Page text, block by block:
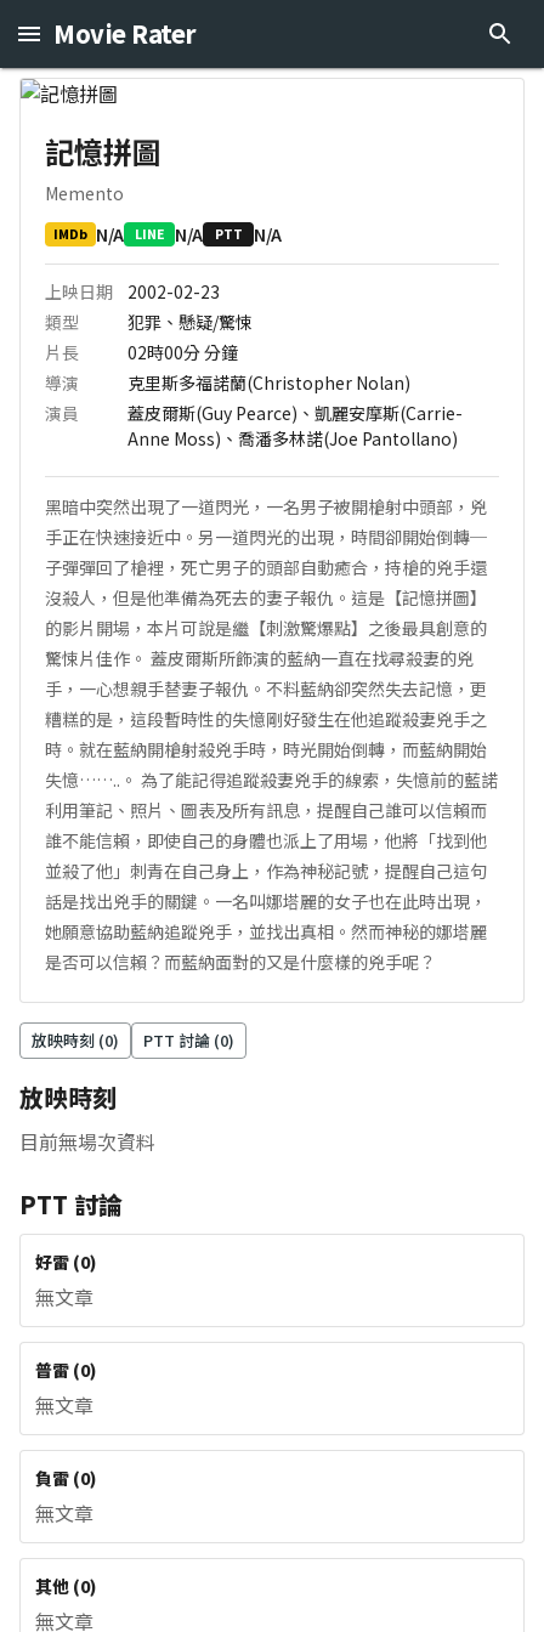
Movie Rater
記憶拼圖
Memento
IMDb N/A LINE N/A PTT N/A
上映日期
2002-02-23
類型
犯罪、懸疑/驚悚
片長
02時00分分鐘
導演
克里斯多福諾蘭(Christopher Nolan)
演員
蓋皮爾斯(Guy Pearce)、凱麗安摩斯(Carrie-
Anne Moss)、喬潘多林諾(Joe Pantollano)
黑暗中突然出現了一道閃光，一名男子被開槍射中頭部，兇
手正在快速接近中。另一道閃光的出現，時間卻開始倒轉─
子彈彈回了槍裡，死亡男子的頭部自動癒合，持槍的兇手還
沒殺人，但是他準備為死去的妻子報仇。這是【記憶拼圖】
的影片開場，本片可說是繼【刺激驚爆點】之後最具創意的
驚悚片佳作。 蓋皮爾斯所飾演的藍納一直在找尋殺妻的兇
手，一心想親手替妻子報仇。不料藍納卻突然失去記憶，更
糟糕的是，這段暫時性的失憶剛好發生在他追蹤殺妻兇手之
時。就在藍納開槍射殺兇手時，時光開始倒轉，而藍納開始
失憶……..。 為了能記得追蹤殺妻兇手的線索，失憶前的藍諾
利用筆記、照片、圖表及所有訊息，提醒自己誰可以信賴而
誰不能信賴，即使自己的身體也派上了用場，他將「找到他
並殺了他」刺青在自己身上，作為神秘記號，提醒自己這句
話是找出兇手的關鍵。一名叫娜塔麗的女子也在此時出現，
她願意協助藍納追蹤兇手，並找出真相。然而神秘的娜塔麗
是否可以信賴？而藍納面對的又是什麼樣的兇手呢？
放映時刻 (0) PTT 討論 (0)
放映時刻
目前無場次資料
PTT 討論
好雷 (0)
無文章
普雷 (0)
無文章
負雷 (0)
無文章
其他 (0)
無文章